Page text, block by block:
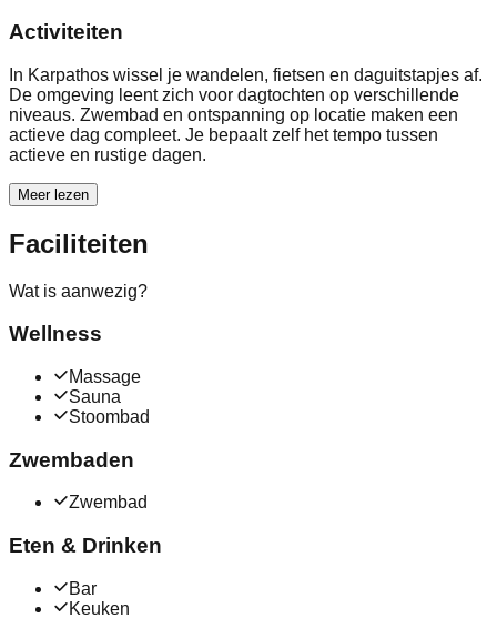
Activiteiten
In Karpathos wissel je wandelen, fietsen en daguitstapjes af.
De omgeving leent zich voor dagtochten op verschillende
niveaus. Zwembad en ontspanning op locatie maken een
actieve dag compleet. Je bepaalt zelf het tempo tussen
actieve en rustige dagen.
Meer lezen
Faciliteiten
Wat is aanwezig?
Wellness
Massage
Sauna
Stoombad
Zwembaden
Zwembad
Eten & Drinken
Bar
Keuken